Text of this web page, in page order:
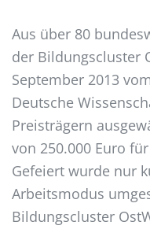
Aus über 80
der Bildungscluster
September 2013
Deutsche
Preisträgern
von 250.000 Euro
Gefeiert wurde nur
Arbeitsmodus
Bildungscluster